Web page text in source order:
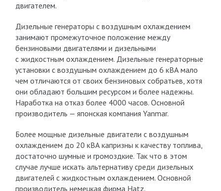
двигателем.
Дизельные генераторы с воздушным охлаждением
занимают промежуточное положение между
бензиновыми двигателями и дизельными
с жидкостным охлаждением. Дизельные генераторные
установки с воздушным охлаждением до 6 кВА мало
чем отличаются от своих бензиновых собратьев, хотя
они обладают большим ресурсом и более надежны.
Наработка на отказ более 4000 часов. Основной
производитель — японская компания Yanmar.
Более мощные дизельные двигатели с воздушным
охлаждением до 20 кВА капризны к качеству топлива,
достаточно шумные и громоздкие. Так что в этом
случае лучше искать альтернативу среди дизельных
двигателей с жидкостным охлаждением. Основной
производитель немецкая фирма Hatz.